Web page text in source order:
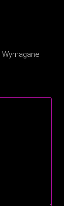
Wymagane